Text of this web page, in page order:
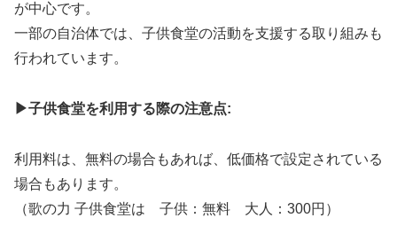
が中心です。
一部の自治体では、子供食堂の活動を支援する取り組みも
行われています。
▶子供食堂を利用する際の注意点:
利用料は、無料の場合もあれば、低価格で設定されている
場合もあります。
（歌の力 子供食堂は 子供：無料 大人：300円）